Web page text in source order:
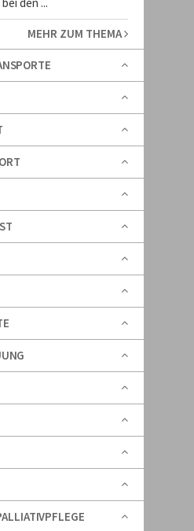
MEHR ZUM THEMA